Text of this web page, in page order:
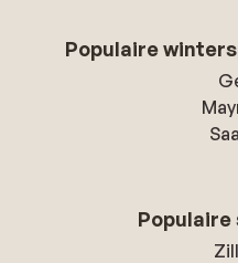
Populaire
Populaire